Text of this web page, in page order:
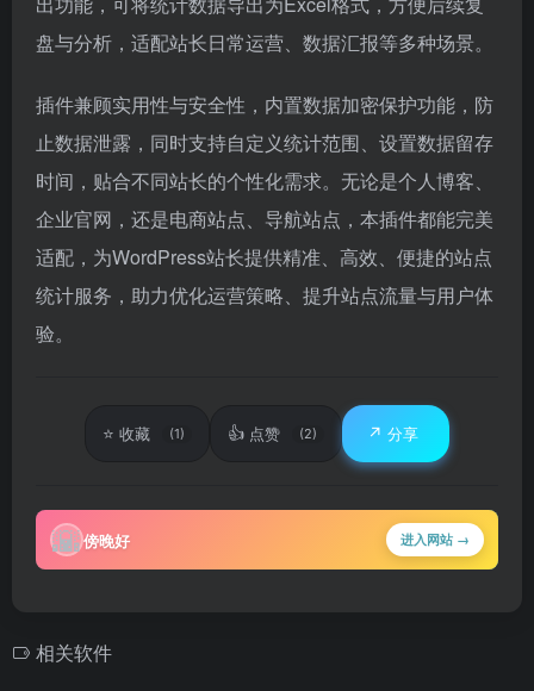
盘与分析，适配站长日常运营、数据汇报等多种场景。
插件兼顾实用性与安全性，内置数据加密保护功能，防
止数据泄露，同时支持自定义统计范围、设置数据留存
时间，贴合不同站长的个性化需求。无论是个人博客、
企业官网，还是电商站点、导航站点，本插件都能完美
适配，为WordPress站长提供精准、高效、便捷的站点
统计服务，助力优化运营策略、提升站点流量与用户体
验。
⭐ 收藏 (1) 👍 点赞 (2) ↗️ 分享
🌇傍晚好 进入网站 →
相关软件